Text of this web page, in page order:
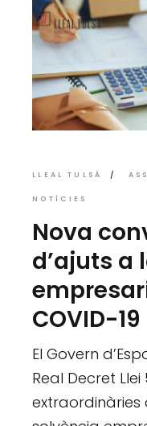
LLEAL TULSÀ
NOTÍCIES
Nova
d’ajuts a
COVID-19
El Govern
Real Decret Llei
extraordinàries